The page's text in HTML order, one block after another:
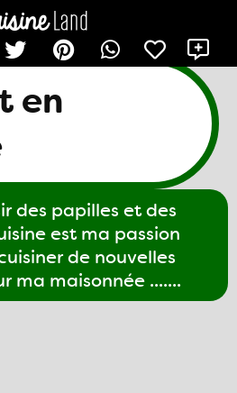
en
des papilles et des
est ma passion
de nouvelles
ma maisonnée .......
GIGI61